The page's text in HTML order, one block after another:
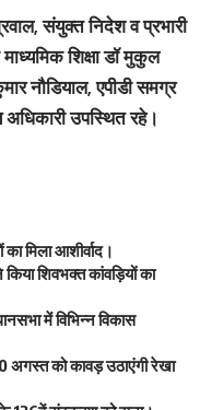
संयुक्त निदेश व प्रभारी
शिक्षा डॉ मुकुल
नौडियाल, एपीडी समग्र
अधिकारी उपस्थित रहे।
मिला आशीर्वाद।
शिवभक्त कांवड़ियों का
में विभिन्न विकास
को कावड़ उठाएंगी रेखा